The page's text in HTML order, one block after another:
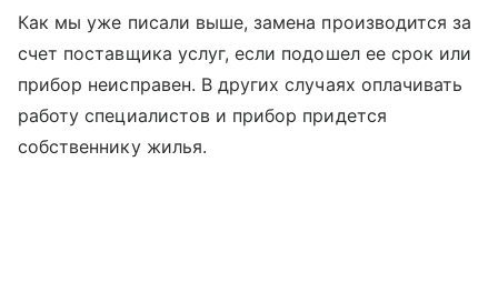
Как мы уже писали выше, замена производится за
счет поставщика услуг, если подошел ее срок или
прибор неисправен. В других случаях оплачивать
работу специалистов и прибор придется
собственнику жилья.